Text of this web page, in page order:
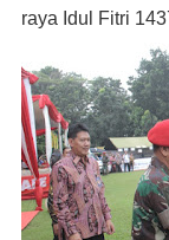
raya Idul Fitri